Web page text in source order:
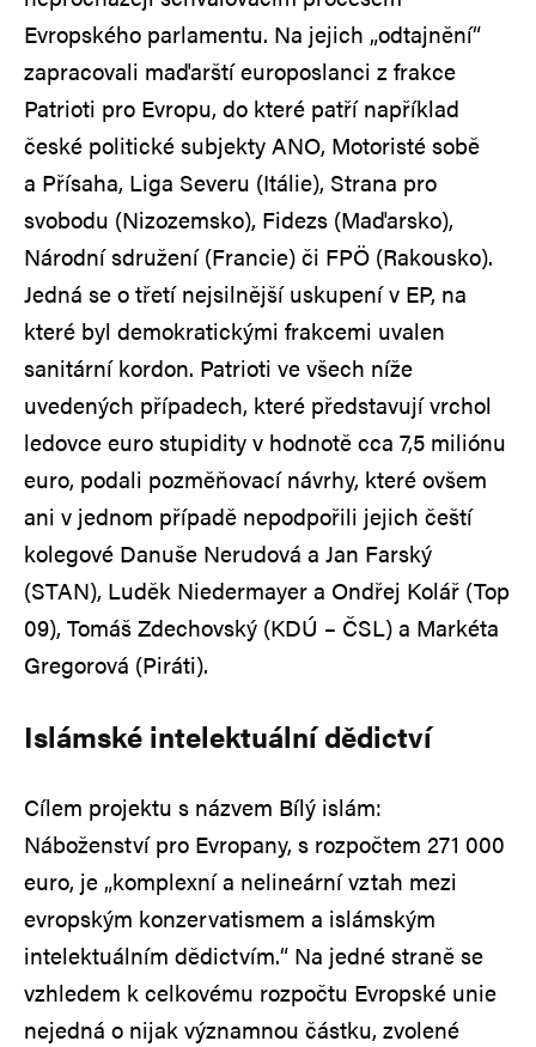
Evropského parlamentu. Na jejich „odtajnění“
zapracovali maďarští europoslanci z frakce
Patrioti pro Evropu, do které patří například
české politické subjekty ANO, Motoristé sobě
a Přísaha, Liga Severu (Itálie), Strana pro
svobodu (Nizozemsko), Fidezs (Maďarsko),
Národní sdružení (Francie) či FPÖ (Rakousko).
Jedná se o třetí nejsilnější uskupení v EP, na
které byl demokratickými frakcemi uvalen
sanitární kordon. Patrioti ve všech níže
uvedených případech, které představují vrchol
ledovce euro stupidity v hodnotě cca 7,5 miliónu
euro, podali pozměňovací návrhy, které ovšem
ani v jednom případě nepodpořili jejich čeští
kolegové Danuše Nerudová a Jan Farský
(STAN), Luděk Niedermayer a Ondřej Kolář (Top
09), Tomáš Zdechovský (KDÚ – ČSL) a Markéta
Gregorová (Piráti).
Islámské intelektuální dědictví
Cílem projektu s názvem Bílý islám:
Náboženství pro Evropany, s rozpočtem 271 000
euro, je „komplexní a nelineární vztah mezi
evropským konzervatismem a islámským
intelektuálním dědictvím.“ Na jedné straně se
vzhledem k celkovému rozpočtu Evropské unie
nejedná o nijak významnou částku, zvolené